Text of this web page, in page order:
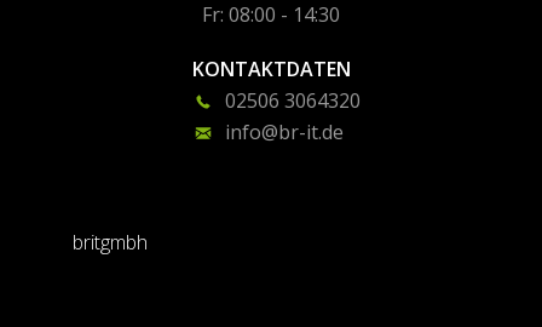
Fr: 08:00 - 14:30
KONTAKTDATEN
02506 3064320
info@br-it.de
britgmbh